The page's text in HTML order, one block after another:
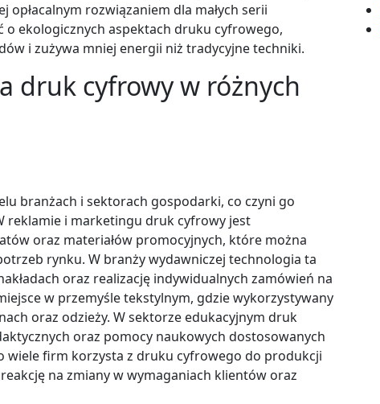
opłacalnym rozwiązaniem dla małych serii
ekologicznych aspektach druku cyfrowego,
i zużywa mniej energii niż tradycyjne techniki.
druk cyfrowy w różnych
branżach i sektorach gospodarki, co czyni go
reklamie i marketingu druk cyfrowy jest
oraz materiałów promocyjnych, które można
rynku. W branży wydawniczej technologia ta
oraz realizację indywidualnych zamówień na
w przemyśle tekstylnym, gdzie wykorzystywany
oraz odzieży. W sektorze edukacyjnym druk
oraz pomocy naukowych dostosowanych
firm korzysta z druku cyfrowego do produkcji
na zmiany w wymaganiach klientów oraz